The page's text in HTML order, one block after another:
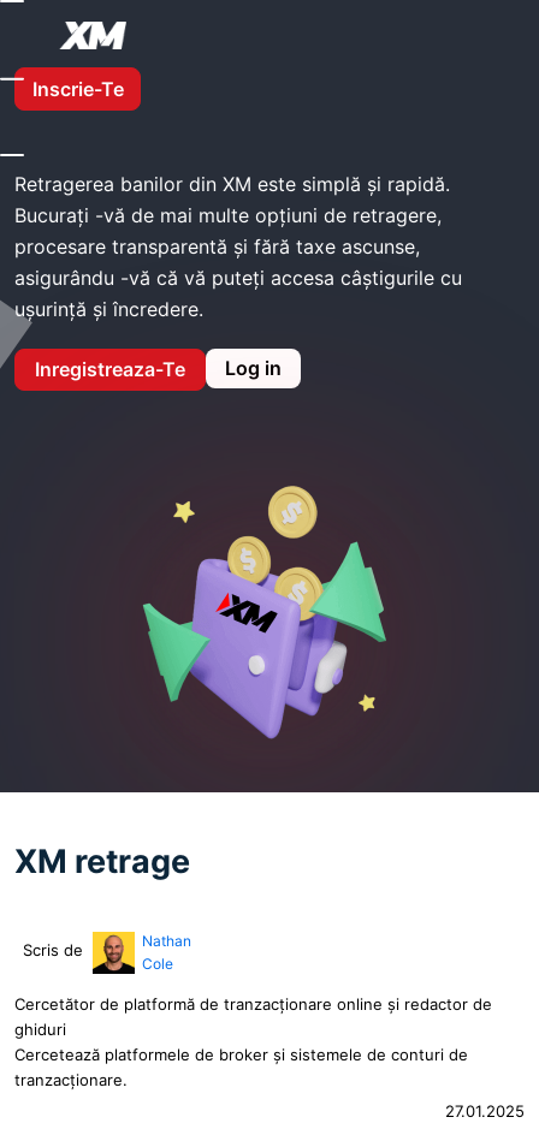
Inscrie-Te
Acasă XM Retrage
XM retrage
Retragerea banilor din XM este simplă și rapidă.
Bucurați -vă de mai multe opțiuni de retragere,
procesare transparentă și fără taxe ascunse,
asigurându -vă că vă puteți accesa câștigurile cu
ușurință și încredere.
Inregistreaza-Te Log in
XM retrage
Scris de
Nathan
Cole
Cercetător de platformă de tranzacționare online și redactor de
ghiduri
Cercetează platformele de broker și sistemele de conturi de
tranzacționare.
27.01.2025